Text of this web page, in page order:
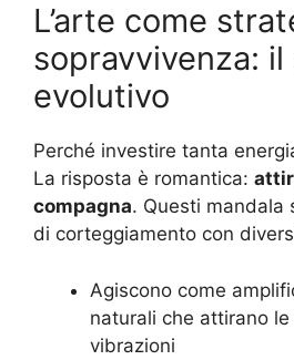
L’arte come
sopravvivenza:
evolutivo
Perché investire tanta
La risposta è romantica:
compagna. Questi mandala
di corteggiamento con
Agiscono come
naturali che attirano
vibrazioni